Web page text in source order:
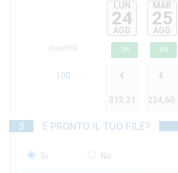
LUN
24
AGO
MAR
25
AGO
Quantità -3% -8%
100 €
313,31
€
234,60
3 É PRONTO IL TUO FILE?
Si No